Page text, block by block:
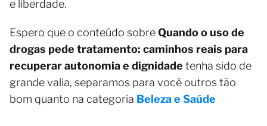
e liberdade.
Espero que o conteúdo sobreQuando o uso de
drogas pede tratamento: caminhos reais para
recuperar autonomia e dignidade tenha sido de
grande valia, separamos para você outros tão
bom quanto na categoria Beleza e Saúde